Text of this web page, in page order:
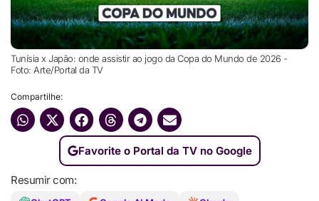
Tunísia x Japão: onde assistir ao jogo da Copa do Mundo de 2026 -
Foto: Arte/Portal da TV
Compartilhe:
Favorite o Portal da TV no Google
Resumir com: